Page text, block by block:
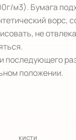
м3). Бумага
не
положении.
КИСТИ